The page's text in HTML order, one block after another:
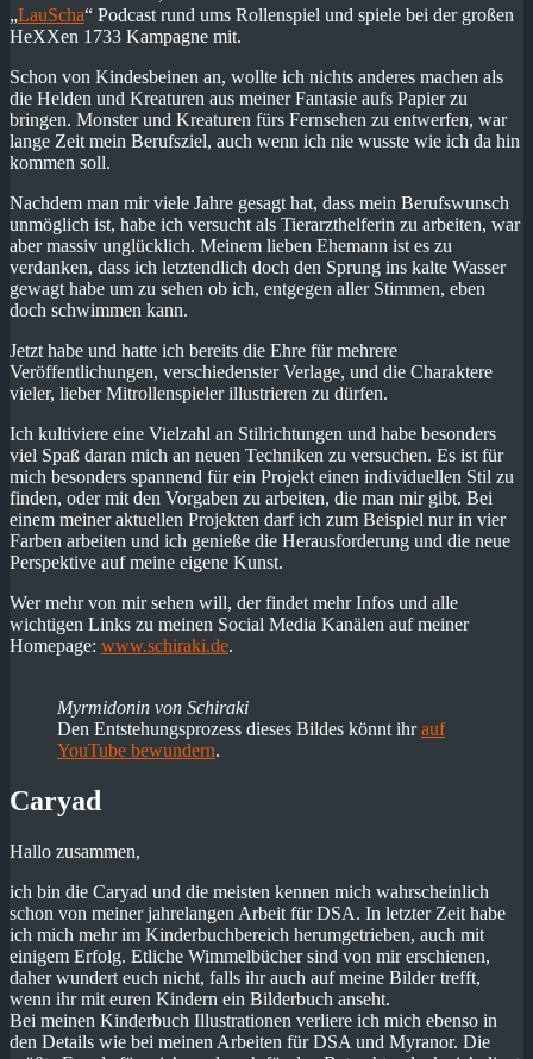
„LauScha“ Podcast rund ums Rollenspiel und spiele bei der großen
HeXXen 1733 Kampagne mit.
Schon von Kindesbeinen an, wollte ich nichts anderes machen als
die Helden und Kreaturen aus meiner Fantasie aufs Papier zu
bringen. Monster und Kreaturen fürs Fernsehen zu entwerfen, war
lange Zeit mein Berufsziel, auch wenn ich nie wusste wie ich da hin
kommen soll.
Nachdem man mir viele Jahre gesagt hat, dass mein Berufswunsch
unmöglich ist, habe ich versucht als Tierarzthelferin zu arbeiten, war
aber massiv unglücklich. Meinem lieben Ehemann ist es zu
verdanken, dass ich letztendlich doch den Sprung ins kalte Wasser
gewagt habe um zu sehen ob ich, entgegen aller Stimmen, eben
doch schwimmen kann.
Jetzt habe und hatte ich bereits die Ehre für mehrere
Veröffentlichungen, verschiedenster Verlage, und die Charaktere
vieler, lieber Mitrollenspieler illustrieren zu dürfen.
Ich kultiviere eine Vielzahl an Stilrichtungen und habe besonders
viel Spaß daran mich an neuen Techniken zu versuchen. Es ist für
mich besonders spannend für ein Projekt einen individuellen Stil zu
finden, oder mit den Vorgaben zu arbeiten, die man mir gibt. Bei
einem meiner aktuellen Projekten darf ich zum Beispiel nur in vier
Farben arbeiten und ich genieße die Herausforderung und die neue
Perspektive auf meine eigene Kunst.
Wer mehr von mir sehen will, der findet mehr Infos und alle
wichtigen Links zu meinen Social Media Kanälen auf meiner
Homepage: www.schiraki.de.
Myrmidonin von Schiraki
Den Entstehungsprozess dieses Bildes könnt ihrauf
YouTube bewundern.
Caryad
Hallo zusammen,
ich bin die Caryad und die meisten kennen mich wahrscheinlich
schon von meiner jahrelangen Arbeit für DSA. In letzter Zeit habe
ich mich mehr im Kinderbuchbereich herumgetrieben, auch mit
einigem Erfolg. Etliche Wimmelbücher sind von mir erschienen,
daher wundert euch nicht, falls ihr auch auf meine Bilder trefft,
wenn ihr mit euren Kindern ein Bilderbuch anseht.
Bei meinen Kinderbuch Illustrationen verliere ich mich ebenso in
den Details wie bei meinen Arbeiten für DSA und Myranor. Die